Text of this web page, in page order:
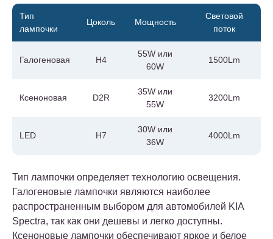
Тип
лампочки
Цоколь Мощность
Световой
поток
Галогеновая H4
55W или
60W
1500Lm
Ксеноновая D2R
35W или
55W
3200Lm
LED H7
30W или
36W
4000Lm
Тип лампочки определяет технологию освещения.
Галогеновые лампочки являются наиболее
распространенным выбором для автомобилей KIA
Spectra, так как они дешевы и легко доступны.
Ксеноновые лампочки обеспечивают яркое и белое